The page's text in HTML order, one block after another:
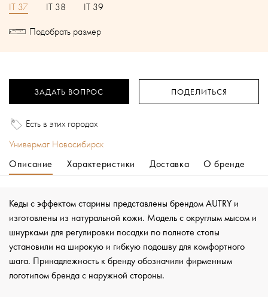
IT 37 IT 38
IT 39
Подобрать размер
ЗАДАТЬ ВОПРОС ПОДЕЛИТЬСЯ
Есть в этих городах
Универмаг Новосибирск
Описание
Характеристики Доставка О бренде
Кеды с эффектом старины представлены брендом AUTRY и
изготовлены из натуральной кожи. Модель с округлым мысом и
шнурками для регулировки посадки по полноте стопы
установили на широкую и гибкую подошву для комфортного
шага. Принадлежность к бренду обозначили фирменным
логотипом бренда с наружной стороны.